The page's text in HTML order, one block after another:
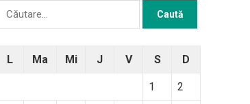
Caută
L Ma Mi J V S D
1 2